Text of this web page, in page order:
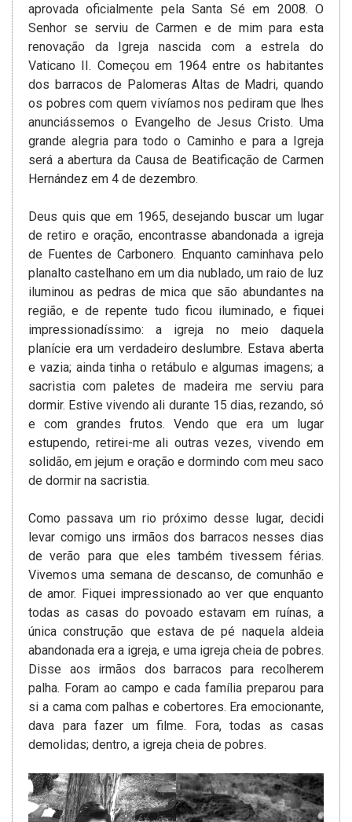
aprovada oficialmente pela Santa Sé em 2008. O
Senhor se serviu de Carmen e de mim para esta
renovação da Igreja nascida com a estrela do
Vaticano II. Começou em 1964 entre os habitantes
dos barracos de Palomeras Altas de Madri, quando
os pobres com quem vivíamos nos pediram que lhes
anunciássemos o Evangelho de Jesus Cristo. Uma
grande alegria para todo o Caminho e para a Igreja
será a abertura da Causa de Beatificação de Carmen
Hernández em 4 de dezembro.
Deus quis que em 1965, desejando buscar um lugar
de retiro e oração, encontrasse abandonada a igreja
de Fuentes de Carbonero. Enquanto caminhava pelo
planalto castelhano em um dia nublado, um raio de luz
iluminou as pedras de mica que são abundantes na
região, e de repente tudo ficou iluminado, e fiquei
impressionadíssimo: a igreja no meio daquela
planície era um verdadeiro deslumbre. Estava aberta
e vazia; ainda tinha o retábulo e algumas imagens; a
sacristia com paletes de madeira me serviu para
dormir. Estive vivendo ali durante 15 dias, rezando, só
e com grandes frutos. Vendo que era um lugar
estupendo, retirei-me ali outras vezes, vivendo em
solidão, em jejum e oração e dormindo com meu saco
de dormir na sacristia.
Como passava um rio próximo desse lugar, decidi
levar comigo uns irmãos dos barracos nesses dias
de verão para que eles também tivessem férias.
Vivemos uma semana de descanso, de comunhão e
de amor. Fiquei impressionado ao ver que enquanto
todas as casas do povoado estavam em ruínas, a
única construção que estava de pé naquela aldeia
abandonada era a igreja, e uma igreja cheia de pobres.
Disse aos irmãos dos barracos para recolherem
palha. Foram ao campo e cada família preparou para
si a cama com palhas e cobertores. Era emocionante,
dava para fazer um filme. Fora, todas as casas
demolidas; dentro, a igreja cheia de pobres.